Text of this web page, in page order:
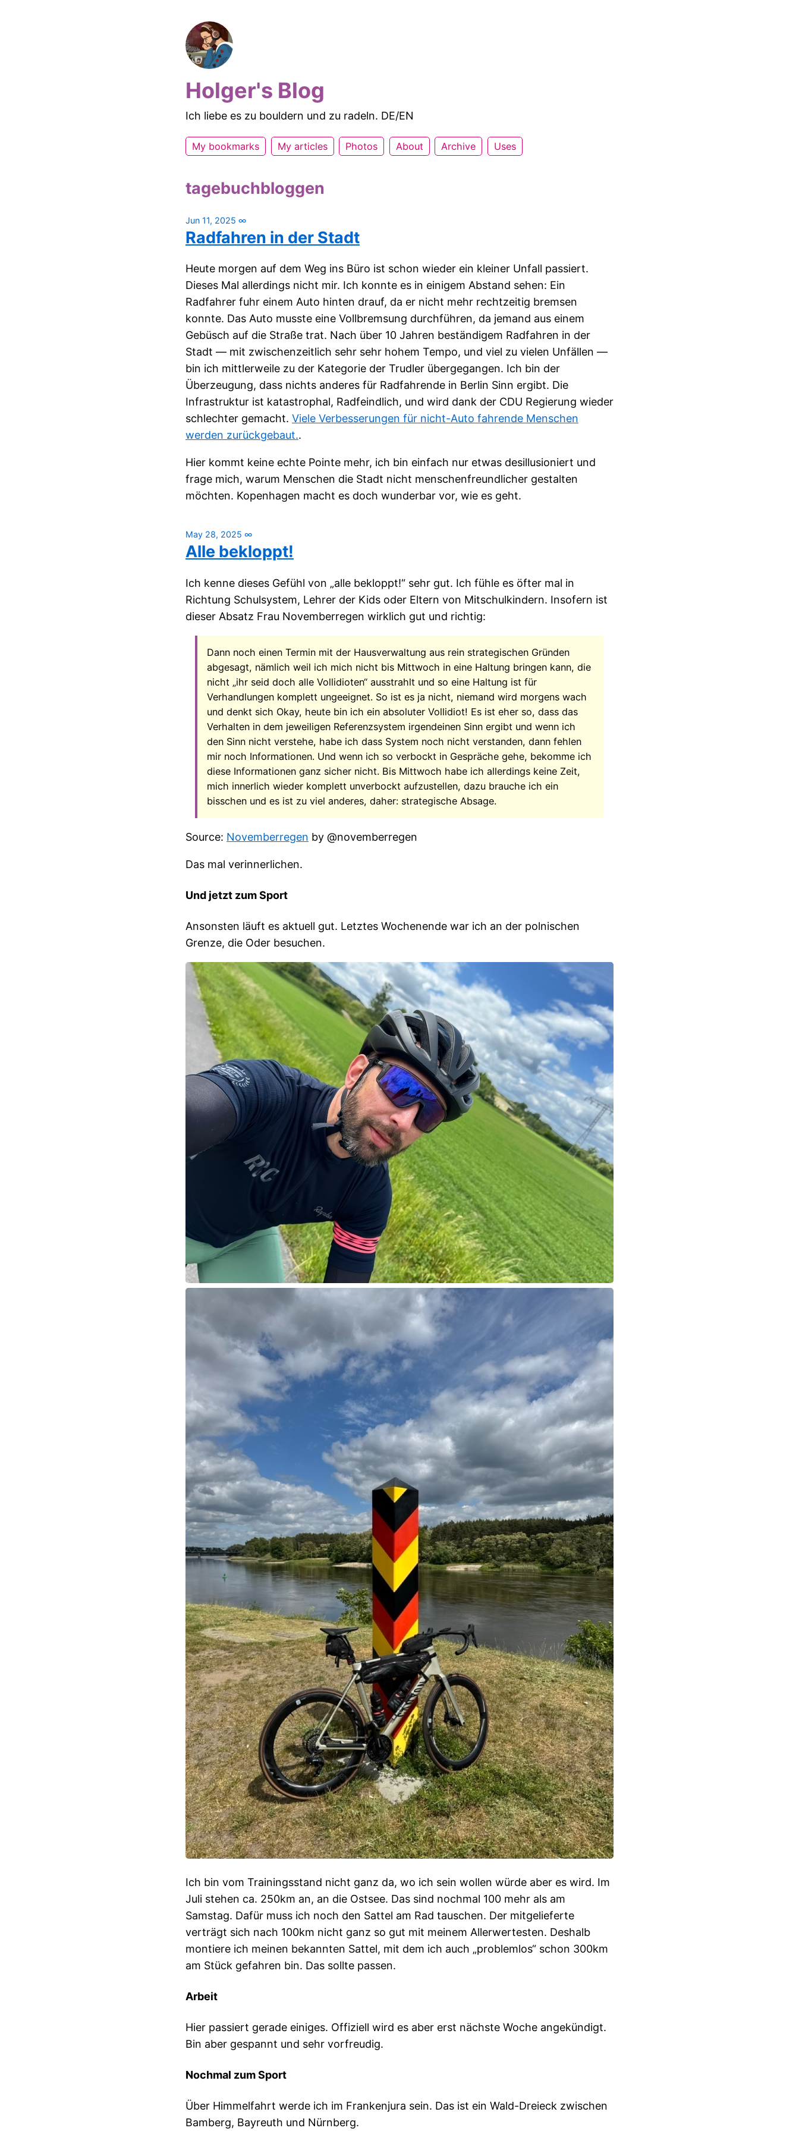
Holger's Blog
Ich liebe es zu bouldern und zu radeln. DE/EN
My bookmarks My articles Photos About Archive Uses
tagebuchbloggen
Jun 11, 2025 ∞
Radfahren in der Stadt
Heute morgen auf dem Weg ins Büro ist schon wieder ein kleiner Unfall passiert.
Dieses Mal allerdings nicht mir. Ich konnte es in einigem Abstand sehen: Ein
Radfahrer fuhr einem Auto hinten drauf, da er nicht mehr rechtzeitig bremsen
konnte. Das Auto musste eine Vollbremsung durchführen, da jemand aus einem
Gebüsch auf die Straße trat. Nach über 10 Jahren beständigem Radfahren in der
Stadt — mit zwischenzeitlich sehr sehr hohem Tempo, und viel zu vielen Unfällen —
bin ich mittlerweile zu der Kategorie der Trudler übergegangen. Ich bin der
Überzeugung, dass nichts anderes für Radfahrende in Berlin Sinn ergibt. Die
Infrastruktur ist katastrophal, Radfeindlich, und wird dank der CDU Regierung wieder
schlechter gemacht. Viele Verbesserungen für nicht-Auto fahrende Menschen
werden zurückgebaut..
Hier kommt keine echte Pointe mehr, ich bin einfach nur etwas desillusioniert und
frage mich, warum Menschen die Stadt nicht menschenfreundlicher gestalten
möchten. Kopenhagen macht es doch wunderbar vor, wie es geht.
May 28, 2025 ∞
Alle bekloppt!
Ich kenne dieses Gefühl von „alle bekloppt!“ sehr gut. Ich fühle es öfter mal in
Richtung Schulsystem, Lehrer der Kids oder Eltern von Mitschulkindern. Insofern ist
dieser Absatz Frau Novemberregen wirklich gut und richtig:
Dann noch einen Termin mit der Hausverwaltung aus rein strategischen Gründen
abgesagt, nämlich weil ich mich nicht bis Mittwoch in eine Haltung bringen kann, die
nicht „ihr seid doch alle Vollidioten“ ausstrahlt und so eine Haltung ist für
Verhandlungen komplett ungeeignet. So ist es ja nicht, niemand wird morgens wach
und denkt sich Okay, heute bin ich ein absoluter Vollidiot! Es ist eher so, dass das
Verhalten in dem jeweiligen Referenzsystem irgendeinen Sinn ergibt und wenn ich
den Sinn nicht verstehe, habe ich dass System noch nicht verstanden, dann fehlen
mir noch Informationen. Und wenn ich so verbockt in Gespräche gehe, bekomme ich
diese Informationen ganz sicher nicht. Bis Mittwoch habe ich allerdings keine Zeit,
mich innerlich wieder komplett unverbockt aufzustellen, dazu brauche ich ein
bisschen und es ist zu viel anderes, daher: strategische Absage.
Source: Novemberregen by @novemberregen
Das mal verinnerlichen.
Und jetzt zum Sport
Ansonsten läuft es aktuell gut. Letztes Wochenende war ich an der polnischen
Grenze, die Oder besuchen.
Ich bin vom Trainingsstand nicht ganz da, wo ich sein wollen würde aber es wird. Im
Juli stehen ca. 250km an, an die Ostsee. Das sind nochmal 100 mehr als am
Samstag. Dafür muss ich noch den Sattel am Rad tauschen. Der mitgelieferte
verträgt sich nach 100km nicht ganz so gut mit meinem Allerwertesten. Deshalb
montiere ich meinen bekannten Sattel, mit dem ich auch „problemlos“ schon 300km
am Stück gefahren bin. Das sollte passen.
Arbeit
Hier passiert gerade einiges. Offiziell wird es aber erst nächste Woche angekündigt.
Bin aber gespannt und sehr vorfreudig.
Nochmal zum Sport
Über Himmelfahrt werde ich im Frankenjura sein. Das ist ein Wald-Dreieck zwischen
Bamberg, Bayreuth und Nürnberg.